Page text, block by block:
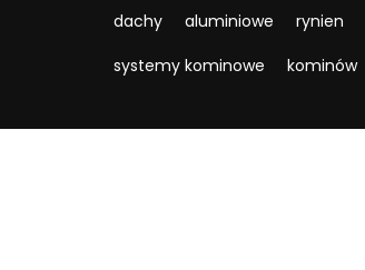
dachy aluminiowe rynien
systemy kominowe
kominów